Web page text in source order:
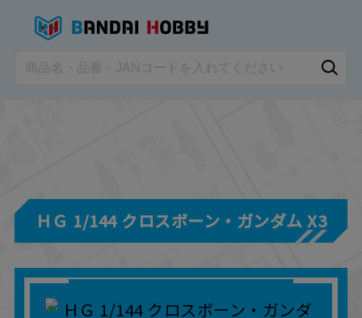
ＨＧ 1/144 クロスボーン・ガンダム X3